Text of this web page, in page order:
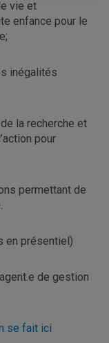
vie et
enfance pour le
inégalités
la recherche et
pour
permettant de
en présentiel)
de gestion
se fait ici